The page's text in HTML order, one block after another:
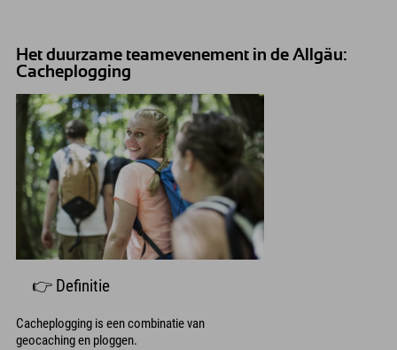
Het duurzame teamevenement in de Allgäu:
Cacheplogging
👉 Definitie
Cacheplogging is een combinatie van
geocaching en ploggen.